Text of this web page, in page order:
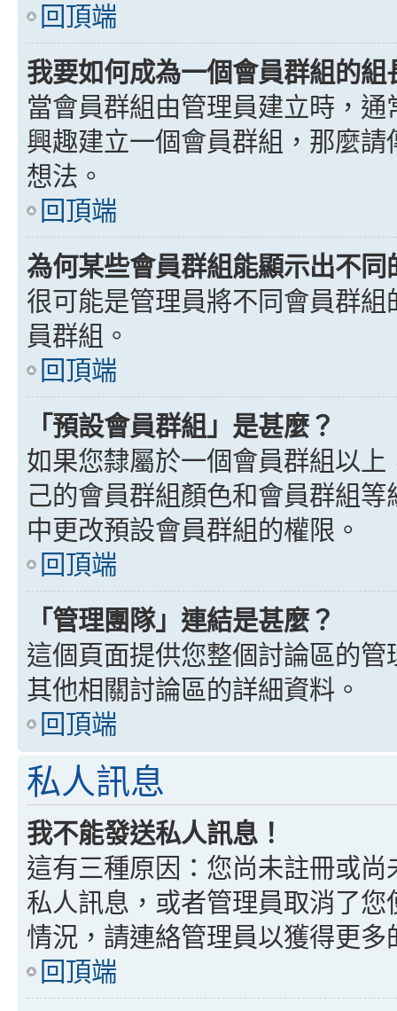
回頂端
我要如何成為一個會員群組的組
當會員群組由管理員建立時，
興趣建立一個會員群組，那麼
想法。
回頂端
為何某些會員群組能顯示出不同
很可能是管理員將不同會員群
員群組。
回頂端
「預設會員群組」是甚麼？
如果您隸屬於一個會員群組以
己的會員群組顏色和會員群組
中更改預設會員群組的權限。
回頂端
「管理團隊」連結是甚麼？
這個頁面提供您整個討論區的
其他相關討論區的詳細資料。
回頂端
私人訊息
我不能發送私人訊息！
這有三種原因：您尚未註冊或
私人訊息，或者管理員取消了
情況，請連絡管理員以獲得更多
回頂端